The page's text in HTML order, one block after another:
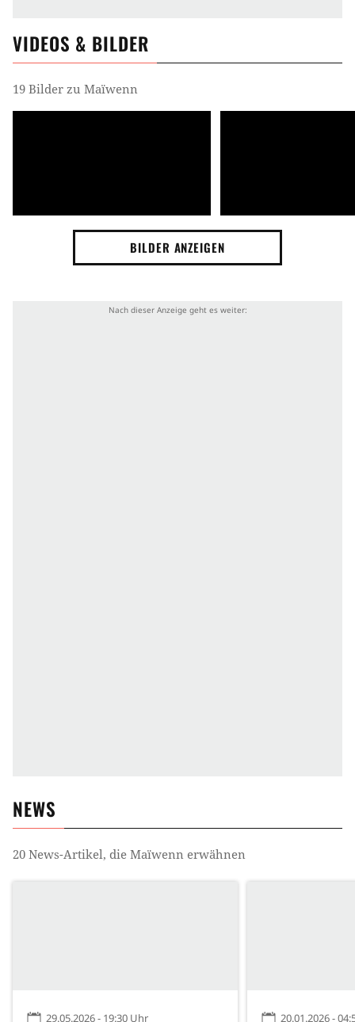
VIDEOS & BILDER
19 Bilder zu Maïwenn
BILDER ANZEIGEN
NEWS
20 News-Artikel, die Maïwenn erwähnen
29.05.2026 - 19:30 Uhr 20.01.2026 -